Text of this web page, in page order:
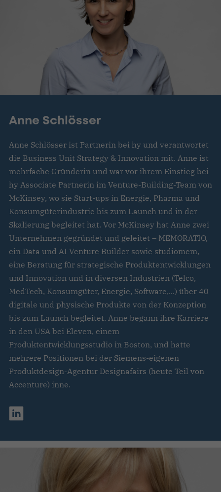
Anne Schlösser
Anne Schlösser ist Partnerin bei hy und verantwortet
die Business Unit Strategy & Innovation mit. Anne ist
mehrfache Gründerin und war vor ihrem Einstieg bei
hy Associate Partnerin im Venture-Building-Team von
McKinsey, wo sie Start-ups in Energie, Pharma und
Konsumgüterindustrie bis zum Launch und in der
Skalierung begleitet hat. Vor McKinsey hat Anne zwei
Unternehmen gegründet und geleitet – MEMORATIO,
ein Data und AI Venture Builder sowie studiomem,
eine Beratung für strategische Produktentwicklungen
und Innovation und in diversen Industrien (Telco,
MedTech, Konsumgüter, Energie, Software,...) über 40
digitale und physische Produkte von der Konzeption
bis zum Launch begleitet. Anne begann ihre Karriere
in den USA bei Eleven, einem
Produktentwicklungsstudio in Boston, und hatte
mehrere Positionen bei der Siemens-eigenen
Produktdesign-Agentur Designafairs (heute Teil von
Accenture) inne.